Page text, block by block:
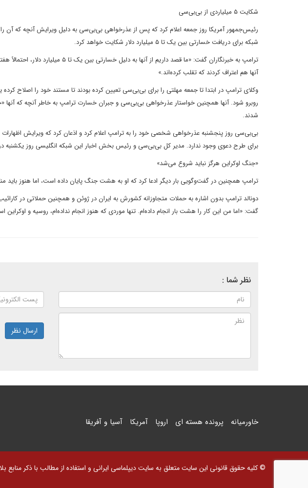
شکایت ۵ میلیاردی از بی‌بی‌سی
رئیس‌جمهور آمریکا روز جمعه اعلام کرد که پس از عذرخواهی بی‌بی‌سی به دلیل ویرایش آنچه که آن
شبکه برای دریافت خسارتی بین یک تا ۵ میلیارد دلار شکایت خواهد کرد.
ترامپ به خبرنگاران گفت: «ما قصد داریم از
آنها هم اعتراف کردند که تقلب کرده‌اند.»
وکلای ترامپ در ابتدا تا جمعه مهلتی را برای بی‌بی‌سی تعیین کرده بودند تا مستند خود را اصلاح
روبرو شود. آنها همچنین خواستار عذرخواهی بی‌بی‌سی و جبران خسارت ترامپ به خاطر آنچه که آنها
شدند.
بی‌بی‌سی روز پنجشنبه عذرخواهی شخصی خود را به ترامپ اعلام کرد و اذعان کرد که ویرایش
برای طرح دعوی وجود ندارد. مدیر کل بی‌بی‌سی و رئیس بخش اخبار این شبکه انگلیسی روز یکشنبه
«جنگ اوکراین هرگز نباید شروع می‌شد»
ترامپ همچنین در گفت‌وگویی بار دیگر ادعا کرد که او به هشت جنگ پایان داده است، اما هنوز باید
دونالد ترامپ بدون اشاره به حملات متجاوزانه کشورش به ایران در ژوئن و همچنین حملاتی در
گفت: «اما من این کار را هشت بار انجام داده‌ام. تنها موردی که هنوز انجام نداده‌ام، روسیه و
نظر شما :
ارسال نظر
خاورمیانه پرونده هسته ای اروپا آمریکا آسیا و آفریقا
© کلیه حقوق قانونی این سایت متعلق به سایت دیپلماسی ایرانی و استفاده از مطالب با ذکر منابع